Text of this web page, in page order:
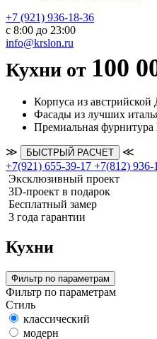
+7 (921) 936-18-36
с 8:00 до 23:00
info@krslon.ru
Кухни от 100
Корпуса из
Фасады из лучших
Премиальная
≫ БЫСТРЫЙ РАСЧЕТ
≪
+7(921) 655-39-17 +7(812) 936-
Эксклюзивный проект
3D-проект в подарок
Бесплатный замер
3 года гарантии
Кухни
Фильтр по параметрам
Фильтр по параметрам
Стиль
классический
модерн